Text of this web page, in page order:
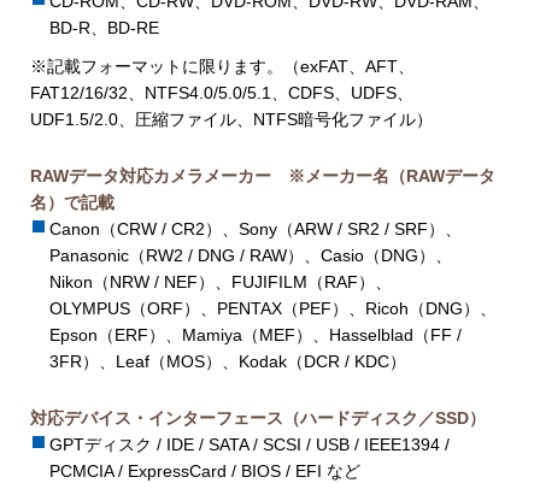
BD-R、BD-RE
※記載フォーマットに限ります。（exFAT、AFT、
FAT12/16/32、NTFS4.0/5.0/5.1、CDFS、UDFS、
UDF1.5/2.0、圧縮ファイル、NTFS暗号化ファイル）
RAWデータ対応カメラメーカー ※メーカー名（RAWデータ
名）で記載
Canon（CRW / CR2）、Sony（ARW / SR2 / SRF）、
Panasonic（RW2 / DNG / RAW）、Casio（DNG）、
Nikon（NRW / NEF）、FUJIFILM（RAF）、
OLYMPUS（ORF）、PENTAX（PEF）、Ricoh（DNG）、
Epson（ERF）、Mamiya（MEF）、Hasselblad（FF /
3FR）、Leaf（MOS）、Kodak（DCR / KDC）
対応デバイス・インターフェース（ハードディスク／SSD）
GPTディスク / IDE / SATA / SCSI / USB / IEEE1394 /
PCMCIA / ExpressCard / BIOS / EFI など